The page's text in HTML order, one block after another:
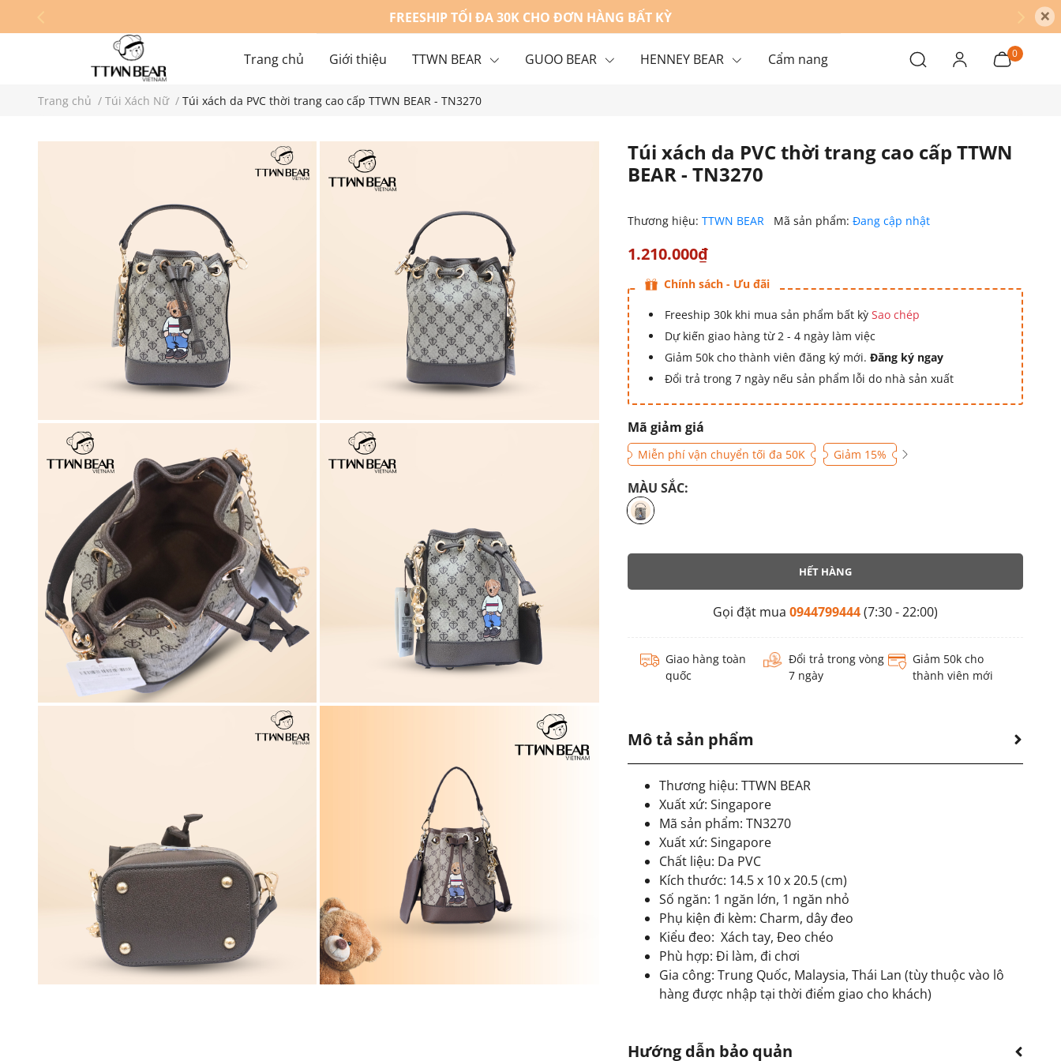
FREESHIP TỐI ĐA 30K CHO ĐƠN HÀNG BẤT KỲ ×
Trang chủ Giới thiệu TTWN BEAR GUOO BEAR HENNEY BEAR Cẩm nang
Hệ thống cửa hàng
0
Trang chủ / Túi Xách Nữ / Túi xách da PVC thời trang cao cấp TTWN BEAR - TN3270
Túi xách da PVC thời trang cao cấp TTWN
BEAR - TN3270
Thương hiệu: TTWN BEAR Mã sản phẩm: Đang cập nhật
1.210.000₫
Chính sách - Ưu đãi
Freeship 30k khi mua sản phẩm bất kỳ Sao chép
Dự kiến giao hàng từ 2 - 4 ngày làm việc
Giảm 50k cho thành viên đăng ký mới. Đăng ký ngay
Đổi trả trong 7 ngày nếu sản phẩm lỗi do nhà sản xuất
Mã giảm giá
Miễn phí vận chuyển tối đa 50K Giảm 15%
MÀU SẮC:
HẾT HÀNG
Gọi đặt mua 0944799444(7:30 - 22:00)
Giao hàng toàn
quốc
Đổi trả trong vòng
7 ngày
Giảm 50k cho
thành viên mới
Mô tả sản phẩm
Thương hiệu: TTWN BEAR
Xuất xứ: Singapore
Mã sản phẩm: TN3270
Xuất xứ: Singapore
Chất liệu: Da PVC
Kích thước: 14.5 x 10 x 20.5 (cm)
Số ngăn: 1 ngăn lớn, 1 ngăn nhỏ
Phụ kiện đi kèm: Charm, dây đeo
Kiểu đeo: Xách tay, Đeo chéo
Phù hợp: Đi làm, đi chơi
Gia công: Trung Quốc, Malaysia, Thái Lan (tùy thuộc vào lô
hàng được nhập tại thời điểm giao cho khách)
Hướng dẫn bảo quản